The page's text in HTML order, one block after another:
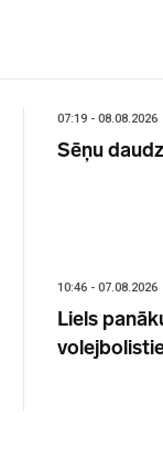
07:19 - 08.08.2026
Sēņu
10:46 - 07.08.2026
Liels